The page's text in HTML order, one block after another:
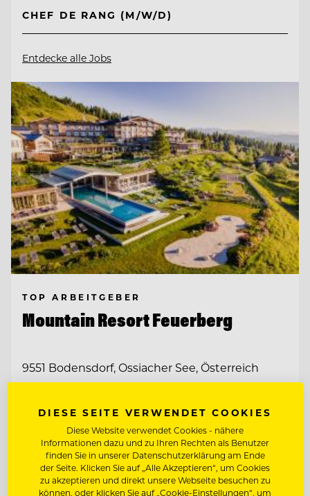
CHEF DE RANG (M/W/D)
Entdecke alle Jobs
TOP ARBEITGEBER
Mountain Resort Feuerberg
9551 Bodensdorf, Ossiacher See, Österreich
RESTAURANT
CHEF DE PARTIE
Entdecke alle Jobs
DIESE SEITE VERWENDET COOKIES
Diese Website verwendet Cookies - nähere
Informationen dazu und zu Ihren Rechten als Benutzer
finden Sie in unserer Datenschutzerklärung am Ende
der Seite. Klicken Sie auf „Alle Akzeptieren“, um Cookies
zu akzeptieren und direkt unsere Webseite besuchen zu
können, oder klicken Sie auf „Cookie-Einstellungen“, um